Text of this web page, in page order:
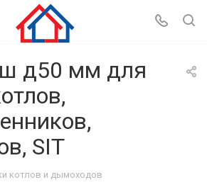
д50 мм для
SIT
котлов и дымоходов